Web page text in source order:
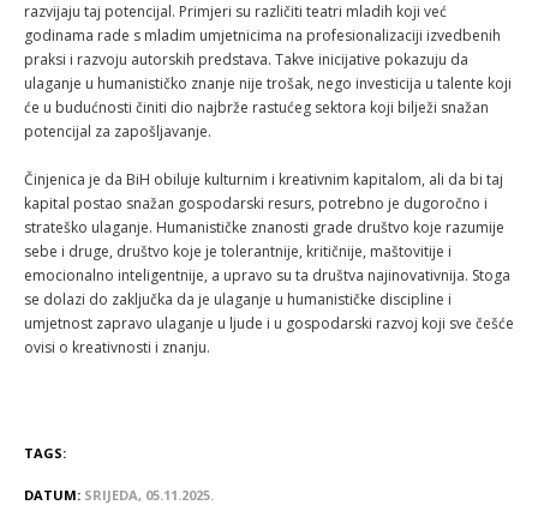
razvijaju taj potencijal. Primjeri su različiti teatri mladih koji već
godinama rade s mladim umjetnicima na profesionalizaciji izvedbenih
praksi i razvoju autorskih predstava. Takve inicijative pokazuju da
ulaganje u humanističko znanje nije trošak, nego investicija u talente koji
će u budućnosti činiti dio najbrže rastućeg sektora koji bilježi snažan
potencijal za zapošljavanje.
Činjenica je da BiH obiluje kulturnim i kreativnim kapitalom, ali da bi taj
kapital postao snažan gospodarski resurs, potrebno je dugoročno i
strateško ulaganje. Humanističke znanosti grade društvo koje razumije
sebe i druge, društvo koje je tolerantnije, kritičnije, maštovitije i
emocionalno inteligentnije, a upravo su ta društva najinovativnija. Stoga
se dolazi do zaključka da je ulaganje u humanističke discipline i
umjetnost zapravo ulaganje u ljude i u gospodarski razvoj koji sve češće
ovisi o kreativnosti i znanju.
TAGS:
DATUM: SRIJEDA, 05.11.2025.